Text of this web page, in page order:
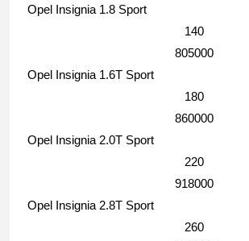
Opel Insignia 1.8 Sport
140
805000
Opel Insignia 1.6T Sport
180
860000
Opel Insignia 2.0T Sport
220
918000
Opel Insignia 2.8T Sport
260